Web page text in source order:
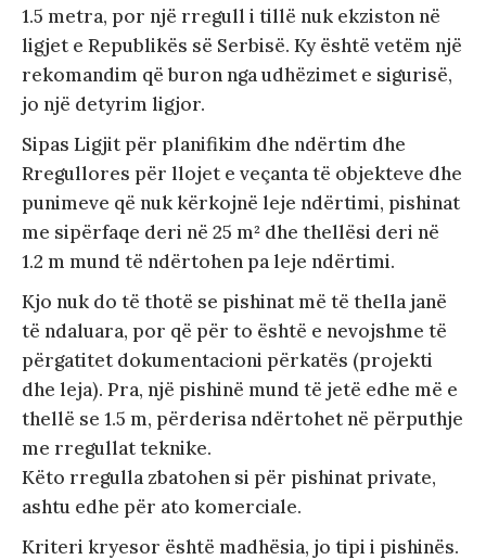
1.5 metra, por një rregull i tillë nuk ekziston në
ligjet e Republikës së Serbisë. Ky është vetëm një
rekomandim që buron nga udhëzimet e sigurisë,
jo një detyrim ligjor.
Sipas Ligjit për planifikim dhe ndërtim dhe
Rregullores për llojet e veçanta të objekteve dhe
punimeve që nuk kërkojnë leje ndërtimi, pishinat
me sipërfaqe deri në 25 m² dhe thellësi deri në
1.2 m mund të ndërtohen pa leje ndërtimi.
Kjo nuk do të thotë se pishinat më të thella janë
të ndaluara, por që për to është e nevojshme të
përgatitet dokumentacioni përkatës (projekti
dhe leja). Pra, një pishinë mund të jetë edhe më e
thellë se 1.5 m, përderisa ndërtohet në përputhje
me rregullat teknike.
Këto rregulla zbatohen si për pishinat private,
ashtu edhe për ato komerciale.
Kriteri kryesor është madhësia, jo tipi i pishinës.